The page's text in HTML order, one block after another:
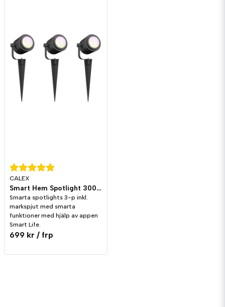
CALEX
Smart Hem Spotlight 3000-6500K + RGB 24V 3-p
Smarta spotlights 3-p inkl.
markspjut med smarta
funktioner med hjälp av appen
Smart Life.
699 kr / frp